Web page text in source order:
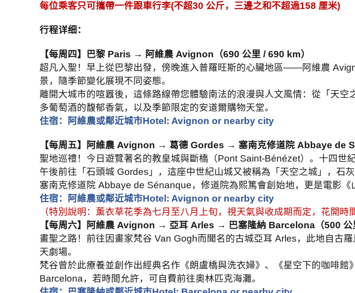
每位乘客只可攜帶一件跟車行李(不超30 公斤，三邊之和不超過158 厘米)
行程详细：
【每周四】巴黎 Paris → 阿維農 Avignon （690 公里 / 690 km）
超凡入聖！早上從巴黎出發，傍晚進入普羅旺斯的心臟地區——阿維農
景，隨季節變化展現不同姿態。
離開大城市的喧囂後，這條路線帶您體驗南法的浪漫與人文風情：從「天
多葡萄酒的馥郁香氣，以及季節限定的安道爾購物天堂。
住宿：阿維農或鄰近城市Hotel: Avignon or nearby city
【每周五】阿維農 Avignon → 葛德 Gordes → 塞南克修道院 Abbaye de
聖地巡禮！今日遊覽著名的教皇城與斷橋（Pont Saint-Bénézet）。十四世
午後前往「石頭城 Gordes 」，這座中世紀山城又被稱為「天空之城」，石
塞南克修道院 Abbaye de Sénanque，修道院為熙篤會創始地，更是電影《
住宿：阿維農或鄰近城市Hotel: Avignon or nearby city
（特別說明：薰衣草花季為七月至八月上旬，視天氣與收成期而定，花開時
【每周六】阿維農 Avignon → 亞耳 Arles → 巴塞隆納 Barcelona （500 公
畫聖之路！前往因畫家梵谷 Van Gogh而聞名的古城亞耳 Arles，此地自古
天劇場。
梵谷曾於此療養並創作出經典名作《朗盧橋與洗衣婦》、《星空下的咖啡
Barcelona，若時間允許，可自費前往奧林匹克海灘。